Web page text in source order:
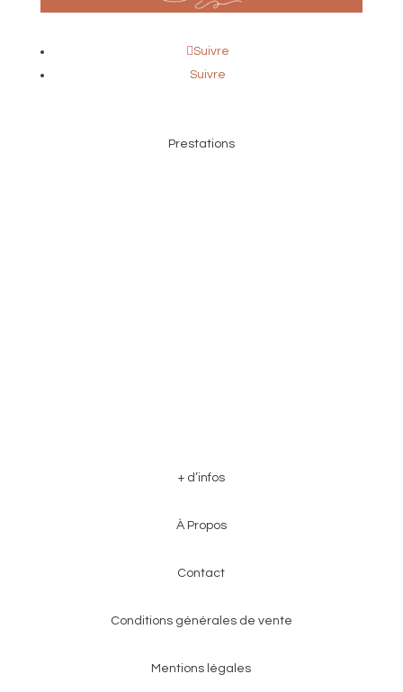
Suivre
Suivre
Prestations
+ d’infos
À Propos
Contact
Conditions générales de vente
Mentions légales